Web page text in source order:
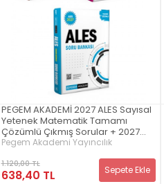
PEGEM AKADEMİ 2027 ALES Sayısal
Yetenek Matematik Tamamı
Çözümlü Çıkmış Sorular + 2027
ALES Sözel Yetenek Türkçe
2027 ALES Tamamı Çözümlü Soru
Bankası Seti (3.Kitap)
Pegem Akademi Yayıncılık
1.120,00 TL
638,40 TL Sepete Ekle